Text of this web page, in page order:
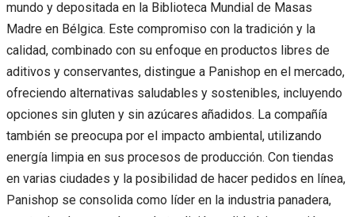
mundo y depositada en la Biblioteca Mundial de Masas
Madre en Bélgica. Este compromiso con la tradición y la
calidad, combinado con su enfoque en productos libres de
aditivos y conservantes, distingue a Panishop en el mercado,
ofreciendo alternativas saludables y sostenibles, incluyendo
opciones sin gluten y sin azúcares añadidos. La compañía
también se preocupa por el impacto ambiental, utilizando
energía limpia en sus procesos de producción. Con tiendas
en varias ciudades y la posibilidad de hacer pedidos en línea,
Panishop se consolida como líder en la industria panadera,